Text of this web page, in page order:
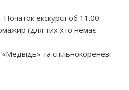
екскурсії об 11.00
(для тих хто немає
та спільнокореневі